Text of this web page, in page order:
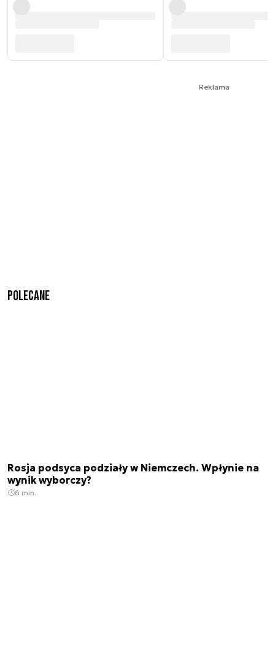
Reklama
Polecane
Rosja podsyca podziały w Niemczech. Wpłynie na
wynik wyborczy?
6 min.